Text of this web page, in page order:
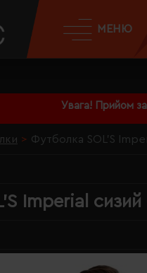
Увага! Прийом
МЕНЮ
Футболка SOL'S
Imperial